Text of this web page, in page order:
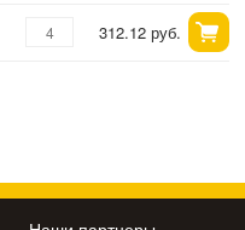
312.12 руб.